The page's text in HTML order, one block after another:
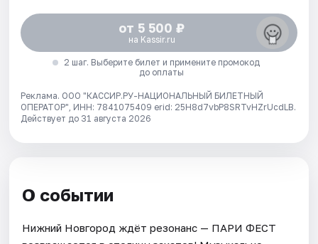
от 5 500 ₽
на Kassir.ru
2 шаг. Выберите билет и примените промокод
до оплаты
Реклама. ООО "КАССИР.РУ-НАЦИОНАЛЬНЫЙ БИЛЕТНЫЙ
ОПЕРАТОР", ИНН: 7841075409 erid: 25H8d7vbP8SRTvHZrUcdLB.
Действует до 31 августа 2026
О событии
Нижний Новгород ждёт резонанс — ПАРИ ФЕСТ